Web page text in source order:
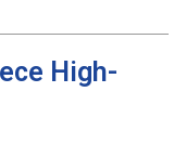
High-